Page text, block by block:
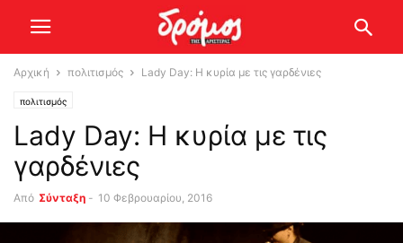
Αρχική πολιτισμός Lady Day: Η κυρία με τις γαρδένιες
πολιτισμός
Lady Day: Η κυρία με τις
γαρδένιες
Από Σύνταξη - 10 Φεβρουαρίου, 2016